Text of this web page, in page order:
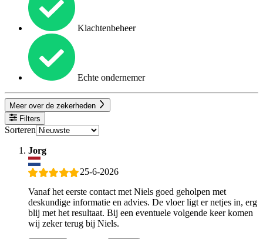
Klachtenbeheer
Echte ondernemer
Meer over de zekerheden
Filters
Sorteren
Jorg
25-6-2026
Vanaf het eerste contact met Niels goed geholpen met
deskundige informatie en advies. De vloer ligt er netjes in, erg
blij met het resultaat. Bij een eventuele volgende keer komen
wij zeker terug bij Niels.